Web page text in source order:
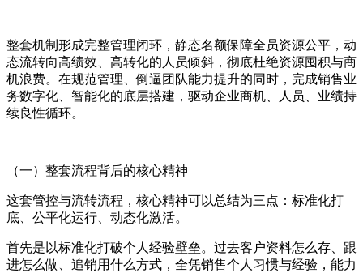
整套机制形成完整管理闭环，静态名额保障全员资源公平，动
态流转向高绩效、高转化的人员倾斜，彻底杜绝资源囤积与商
机浪费。在规范管理、倒逼团队能力提升的同时，完成销售业
务数字化、智能化的底层搭建，驱动企业商机、人员、业绩持
续良性循环。
（一）整套流程背后的核心精神
这套管控与流转流程，核心精神可以总结为三点：标准化打
底、公平化运行、动态化激活。
首先是以标准化打破个人经验壁垒。过去客户资料怎么存、跟
进怎么做、追销用什么方式，全凭销售个人习惯与经验，能力